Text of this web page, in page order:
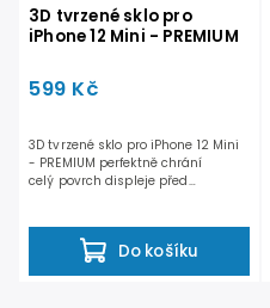
3D tvrzené sklo pro
iPhone 12 Mini - PREMIUM
599 Kč
Do košíku
3D tvrzené sklo pro iPhone 12 Mini
- PREMIUM perfektně chrání
celý povrch displeje před